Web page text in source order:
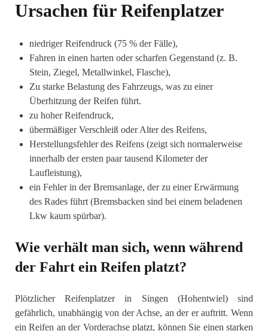
Ursachen für Reifenplatzer
niedriger Reifendruck (75 % der Fälle),
Fahren in einen harten oder scharfen Gegenstand (z. B.
Stein, Ziegel, Metallwinkel, Flasche),
Zu starke Belastung des Fahrzeugs, was zu einer
Überhitzung der Reifen führt.
zu hoher Reifendruck,
übermäßiger Verschleiß oder Alter des Reifens,
Herstellungsfehler des Reifens (zeigt sich normalerweise
innerhalb der ersten paar tausend Kilometer der
Laufleistung),
ein Fehler in der Bremsanlage, der zu einer Erwärmung
des Rades führt (Bremsbacken sind bei einem beladenen
Lkw kaum spürbar).
Wie verhält man sich, wenn während
der Fahrt ein Reifen platzt?
Plötzlicher Reifenplatzer in Singen (Hohentwiel) sind
gefährlich, unabhängig von der Achse, an der er auftritt. Wenn
ein Reifen an der Vorderachse platzt, können Sie einen starken